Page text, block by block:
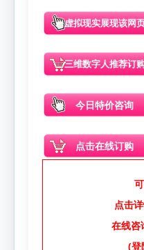
虚拟现实展现该网
三维数字人推荐订
今日特价咨询
点击在线订购
点击
在线咨
(登